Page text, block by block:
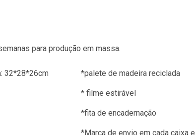
para produção em massa.
32*28*26cm *palete de madeira reciclada
* filme estirável
*fita de encadernação
*Marca de envio em cada caixa e